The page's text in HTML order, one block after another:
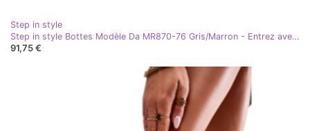
Step in style
Step in style Bottes Modèle Da MR870-76 Gris/Marron - Entrez avec style
91,75 €